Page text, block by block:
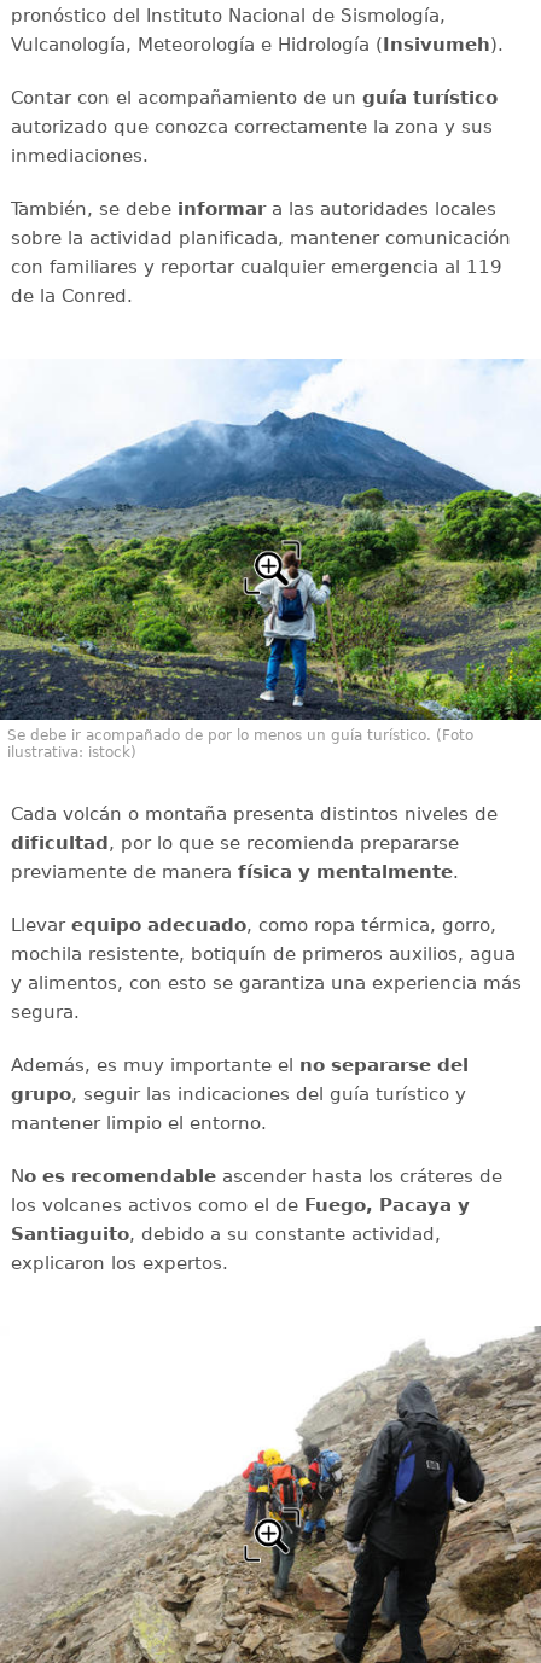
pronóstico del Instituto Nacional de Sismología,
Vulcanología, Meteorología e Hidrología (Insivumeh).
Contar con el acompañamiento de un guía turístico
autorizado que conozca correctamente la zona y sus
inmediaciones.
También, se debe informara las autoridades locales
sobre la actividad planificada, mantener comunicación
con familiares y reportar cualquier emergencia al 119
de la Conred.
Se debe ir acompañado de por lo menos un guía turístico. (Foto
ilustrativa: istock)
Cada volcán o montaña presenta distintos niveles de
dificultad, por lo que se recomienda prepararse
previamente de manera física y mentalmente.
Llevar equipo adecuado, como ropa térmica, gorro,
mochila resistente, botiquín de primeros auxilios, agua
y alimentos, con esto se garantiza una experiencia más
segura.
Además, es muy importante el no separarse del
grupo, seguir las indicaciones del guía turístico y
mantener limpio el entorno.
No es recomendableascender hasta los cráteres de
los volcanes activos como el de Fuego, Pacaya y
Santiaguito, debido a su constante actividad,
explicaron los expertos.